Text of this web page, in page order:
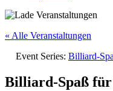
« Alle Veranstaltungen
Event Series: Billiard-
Billiard-Spaß für